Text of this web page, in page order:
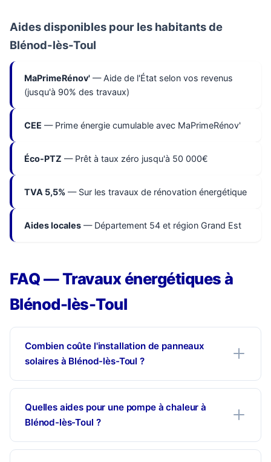
Aides disponibles pour les habitants de
Blénod-lès-Toul
MaPrimeRénov' — Aide de l'État selon vos revenus
(jusqu'à 90% des travaux)
CEE — Prime énergie cumulable avec MaPrimeRénov'
Éco-PTZ — Prêt à taux zéro jusqu'à 50 000€
TVA 5,5% — Sur les travaux de rénovation énergétique
Aides locales — Département 54 et région Grand Est
FAQ — Travaux énergétiques à
Blénod-lès-Toul
Combien coûte l'installation de panneaux
solaires à Blénod-lès-Toul ?
Quelles aides pour une pompe à chaleur à
Blénod-lès-Toul ?